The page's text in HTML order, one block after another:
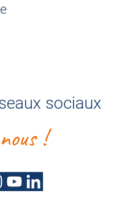
sociaux
!